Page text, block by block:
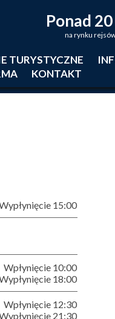
Ponad
na rynku
TURYSTYCZNE
KONTAKT
15:00
Wpłynięcie 10:00
18:00
Wpłynięcie 12:30
21:30